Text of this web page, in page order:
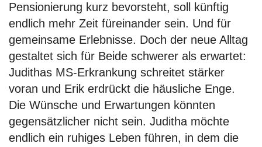
Pensionierung kurz bevorsteht, soll künftig
endlich mehr Zeit füreinander sein. Und für
gemeinsame Erlebnisse. Doch der neue Alltag
gestaltet sich für Beide schwerer als erwartet:
Judithas MS-Erkrankung schreitet stärker
voran und Erik erdrückt die häusliche Enge.
Die Wünsche und Erwartungen könnten
gegensätzlicher nicht sein. Juditha möchte
endlich ein ruhiges Leben führen, in dem die